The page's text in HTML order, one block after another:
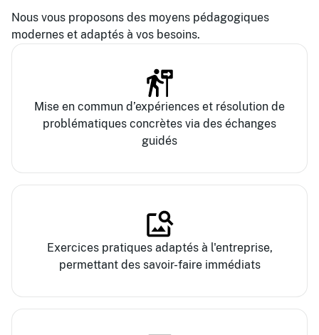
Nous vous proposons des moyens pédagogiques
modernes et adaptés à vos besoins.
Mise en commun d’expériences et résolution de
problématiques concrètes via des échanges
guidés
Exercices pratiques adaptés à l'entreprise,
permettant des savoir-faire immédiats